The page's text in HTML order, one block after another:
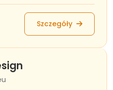
Szczegóły